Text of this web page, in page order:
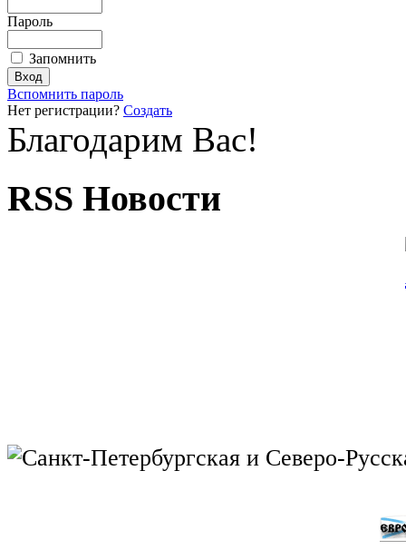
Пароль
Запомнить
Вспомнить пароль
Нет регистрации? Создать
Благодарим Вас!
RSS Новости